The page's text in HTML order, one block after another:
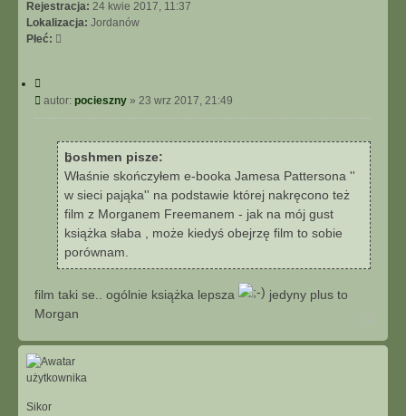
Rejestracja: 24 kwie 2017, 11:37
Lokalizacja: Jordanów
Płeć:
yP
o
autor: pocieszny » 23 wrz 2017, 21:49
boshmen pisze:
Właśnie skończyłem e-booka Jamesa Pattersona ''
w sieci pająka'' na podstawie której nakręcono też
film z Morganem Freemanem - jak na mój gust
książka słaba , może kiedyś obejrzę film to sobie
porównam.
film taki se.. ogólnie książka lepsza
jedyny plus to
Morgan
g
Sikor